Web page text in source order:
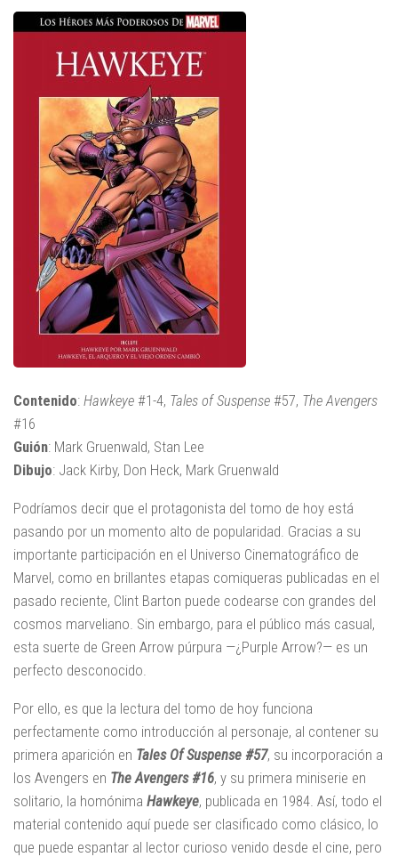
Contenido: Hawkeye #1-4, Tales of Suspense #57, The Avengers
#16
Guión: Mark Gruenwald, Stan Lee
Dibujo: Jack Kirby, Don Heck, Mark Gruenwald
Podríamos decir que el protagonista del tomo de hoy está
pasando por un momento alto de popularidad. Gracias a su
importante participación en el Universo Cinematográfico de
Marvel, como en brillantes etapas comiqueras publicadas en el
pasado reciente, Clint Barton puede codearse con grandes del
cosmos marveliano. Sin embargo, para el público más casual,
esta suerte de Green Arrow púrpura —¿Purple Arrow?— es un
perfecto desconocido.
Por ello, es que la lectura del tomo de hoy funciona
perfectamente como introducción al personaje, al contener su
primera aparición en Tales Of Suspense #57, su incorporación a
los Avengers en The Avengers #16, y su primera miniserie en
solitario, la homónima Hawkeye, publicada en 1984. Así, todo el
material contenido aquí puede ser clasificado como clásico, lo
que puede espantar al lector curioso venido desde el cine, pero